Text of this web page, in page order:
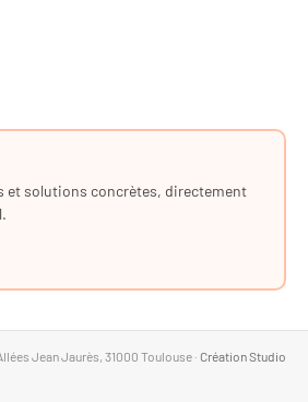
et solutions concrètes, directement
Jean Jaurès, 31000 Toulouse · Création Studio